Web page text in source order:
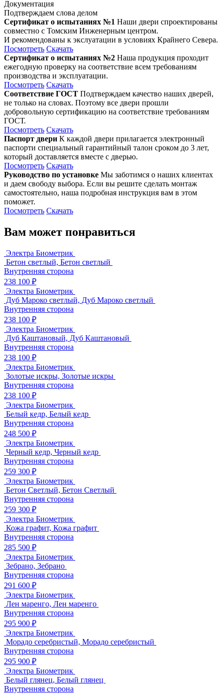
Документация
Подтверждаем слова делом
Сертификат о испытаниях №1 Наши двери спроектированы
совместно с Томским Инженерным центром.
И рекомендованы к экслуатации в условиях Крайнего Севера.
Посмотреть Скачать
Сертификат о испытаниях №2 Наша продукция проходит
ежегодную проверку на соответствие всем требованиям
производства и эксплуатации.
Посмотреть Скачать
Соответствие ГОСТ Подтверждаем качество наших дверей,
не только на словах. Поэтому все двери прошли
добровольную сертификацию на соответствие требованиям
ГОСТ.
Посмотреть Скачать
Паспорт двери К каждой двери прилагается электронный
паспорти специальный гарантийный талон сроком до 3 лет,
который доставляется вместе с дверью.
Посмотреть Скачать
Руководство по установке Мы заботимся о наших клиентах
и даем свободу выбора. Если вы решите сделать монтаж
самостоятельно, наша подробная инструкция вам в этом
поможет.
Посмотреть Скачать
Вам может понравиться
Электра Биометрик
Бетон светлый, Бетон светлый
Внутренняя сторона
238 100 ₽
Электра Биометрик
Дуб Мароко светлый, Дуб Мароко светлый
Внутренняя сторона
238 100 ₽
Электра Биометрик
Дуб Каштановый, Дуб Каштановый
Внутренняя сторона
238 100 ₽
Электра Биометрик
Золотые искры, Золотые искры
Внутренняя сторона
238 100 ₽
Электра Биометрик
Белый кедр, Белый кедр
Внутренняя сторона
248 500 ₽
Электра Биометрик
Черный кедр, Черный кедр
Внутренняя сторона
259 300 ₽
Электра Биометрик
Бетон Светлый, Бетон Светлый
Внутренняя сторона
259 300 ₽
Электра Биометрик
Кожа графит, Кожа графит
Внутренняя сторона
285 500 ₽
Электра Биометрик
Зебрано, Зебрано
Внутренняя сторона
291 600 ₽
Электра Биометрик
Лен маренго, Лен маренго
Внутренняя сторона
295 900 ₽
Электра Биометрик
Морадо серебристый, Морадо серебристый
Внутренняя сторона
295 900 ₽
Электра Биометрик
Белый глянец, Белый глянец
Внутренняя сторона